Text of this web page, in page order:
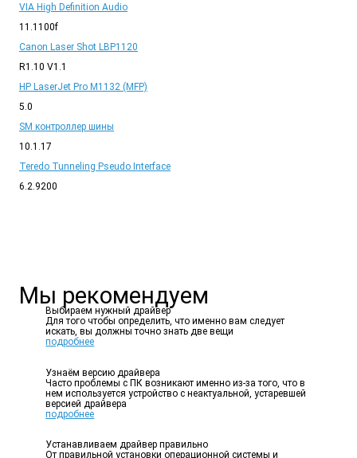
VIA High Definition Audio
11.1100f
Canon Laser Shot LBP1120
R1.10 V1.1
HP LaserJet Pro M1132 (MFP)
5.0
SM контроллер шины
10.1.17
Teredo Tunneling Pseudo Interface
6.2.9200
Мы рекомендуем
Выбираем нужный драйвер
Для того чтобы определить, что именно вам следует
искать, вы должны точно знать две вещи
подробнее
Узнаём версию драйвера
Часто проблемы с ПК возникают именно из-за того, что в
нем используется устройство с неактуальной, устаревшей
версией драйвера
подробнее
Устанавливаем драйвер правильно
От правильной установки операционной системы и